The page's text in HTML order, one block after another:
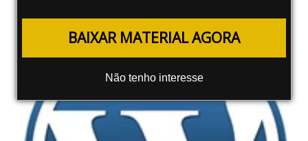
BAIXAR MATERIAL AGORA
Não tenho interesse